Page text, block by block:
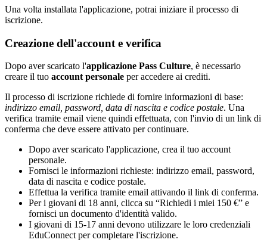
Una volta installata l'applicazione, potrai iniziare il processo di
iscrizione.
Creazione dell'account e verifica
Dopo aver scaricato l'applicazione Pass Culture, è necessario
creare il tuo account personale per accedere ai crediti.
Il processo di iscrizione richiede di fornire informazioni di base:
indirizzo email, password, data di nascita e codice postale. Una
verifica tramite email viene quindi effettuata, con l'invio di un link di
conferma che deve essere attivato per continuare.
Dopo aver scaricato l'applicazione, crea il tuo account
personale.
Fornisci le informazioni richieste: indirizzo email, password,
data di nascita e codice postale.
Effettua la verifica tramite email attivando il link di conferma.
Per i giovani di 18 anni, clicca su “Richiedi i miei 150 €” e
fornisci un documento d'identità valido.
I giovani di 15-17 anni devono utilizzare le loro credenziali
EduConnect per completare l'iscrizione.